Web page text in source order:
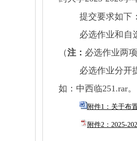
提交要求如下：
必选作业和自
（注： 必选作业两
必选作业分开
如：中西临251.rar。
附件1：关于布
附件2：2025-